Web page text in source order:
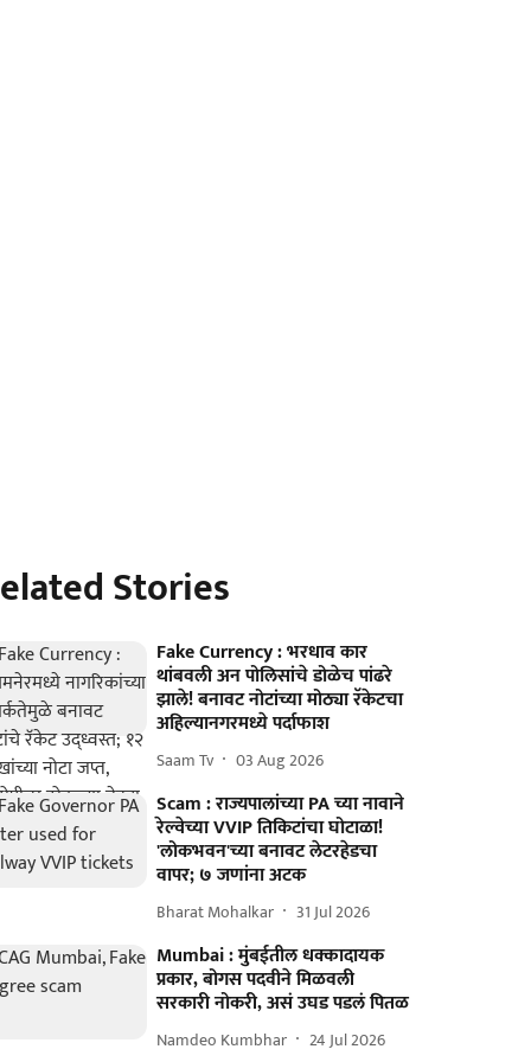
Stories
Fake Currency : भरधाव कार
थांबवली अन पोलिसांचे डोळेच पांढरे
झाले! बनावट नोटांच्या मोठ्या रॅकेटचा
अहिल्यानगरमध्ये पर्दाफाश
Saam Tv 03 Aug 2026
Scam : राज्यपालांच्या PA च्या नावाने
रेल्वेच्या VVIP तिकिटांचा घोटाळा!
'लोकभवन'च्या बनावट लेटरहेडचा
वापर; ७ जणांना अटक
Bharat Mohalkar 31 Jul 2026
Mumbai : मुंबईतील धक्कादायक
प्रकार, बोगस पदवीने मिळवली
सरकारी नोकरी, असं उघड पडलं पितळ
Namdeo Kumbhar 24 Jul 2026